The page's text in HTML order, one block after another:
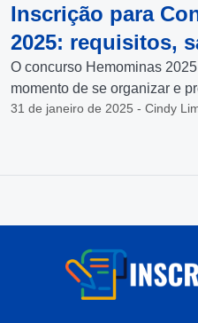
Inscrição para
2025: requisitos,
O concurso Hemominas
momento de se organizar e
31 de janeiro de 2025 - Cindy